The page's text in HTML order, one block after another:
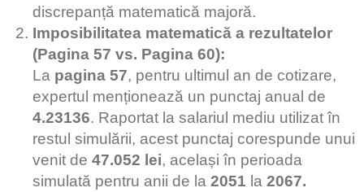
discrepanță matematică majoră.
Imposibilitatea matematică a rezultatelor
(Pagina 57 vs. Pagina 60):
La pagina 57, pentru ultimul an de cotizare,
expertul menționează un punctaj anual de
4.23136. Raportat la salariul mediu utilizat în
restul simulării, acest punctaj corespunde unui
venit de 47.052 lei, același în perioada
simulată pentru anii de la 2051 la 2067.